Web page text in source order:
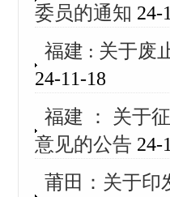
委员的通知 24-
福建 : 关于废
24-11-18
福建 ： 关于
意见的公告 24-
莆田：关于印